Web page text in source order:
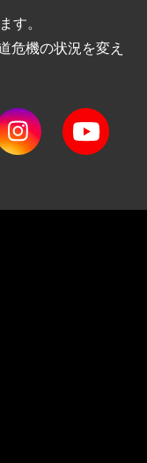
す。
危機の状況を変え